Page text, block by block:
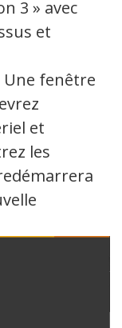
3 » avec
et
Une fenêtre
et
les